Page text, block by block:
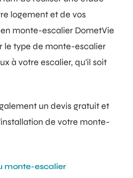
logement et de vos
monte-escalier DometVie
le type de monte-escalier
à votre escalier, qu'il soit
un devis gratuit et
de votre monte-
monte-escalier